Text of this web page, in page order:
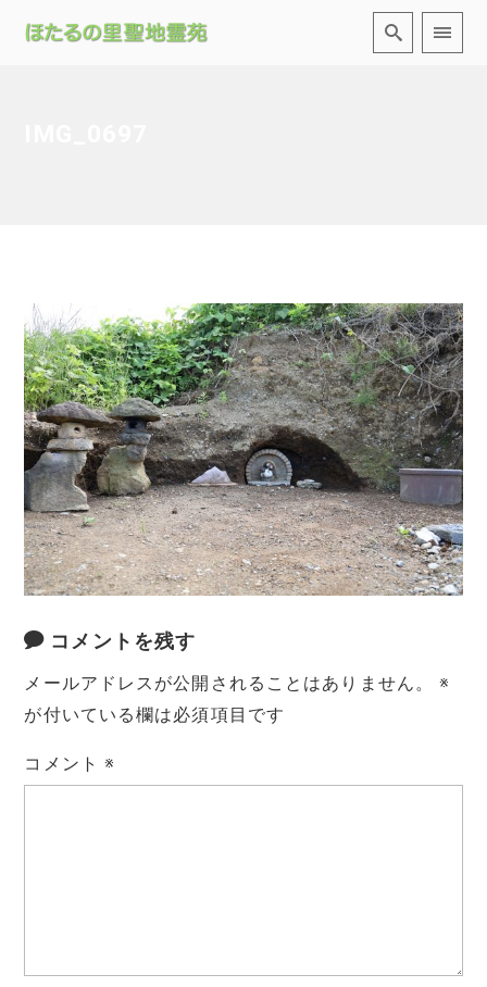
コメントを残す
メールアドレスが公開されることはありません。
※
が付いている欄は必須項目です
コメント※